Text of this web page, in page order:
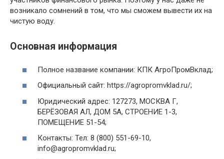
возникало сомнений в том, что мы сможем вывести их на
чистую воду.
Основная информация
Полное название компании: КПК АгроПромВклад;
Официальный сайт: https://agropromvklad.ru/;
Юридический адрес: 127273, МОСКВА Г,
БЕРЁЗОВАЯ АЛ, ДОМ 5А, СТРОЕНИЕ 1-3,
ПОМЕЩЕНИЕ 51-54;
Контакты: Тел: 8 (800) 551-69-10,
info@agropromvklad.ru;